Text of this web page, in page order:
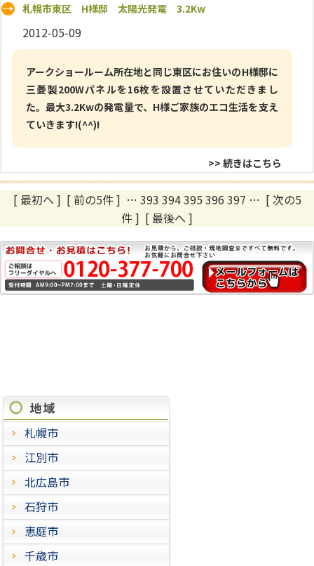
札幌市東区 H様邸 太陽光発電 3.2Kw
2012-05-09
アークショールーム所在地と同じ東区にお住いのH様邸に
三菱製200Wパネルを16枚を設置させていただきまし
た。最大3.2Kwの発電量で、H様ご家族のエコ生活を支え
ていきます!(^^)!
>> 続きはこちら
[ 最初へ ] [ 前の5件 ] … 393 394395 396 397 … [ 次の5
件 ] [ 最後へ ]
札幌市
江別市
北広島市
石狩市
恵庭市
千歳市